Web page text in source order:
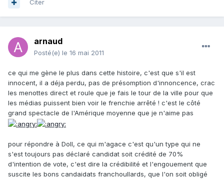
Citer
arnaud
Posté(e) le 16 mai 2011
ce qui me gène le plus dans cette histoire, c'est que s'il est
innocent, il a déja perdu, pas de présomption d'innoncence, crac
les menottes direct et roule que je fais le tour de la ville pour que
les médias puissent bien voir le frenchie arrêté ! c'est le côté
grand spectacle de l'Amérique moyenne que je n'aime pas
pour répondre à Doll, ce qui m'agace c'est qu'un type qui ne
s'est toujours pas déclaré candidat soit crédité de 70%
d'intention de vote, c'est dire la crédibilité et l'engouement que
suscite les bons candaidats franchoullards, que l'on soit obligé